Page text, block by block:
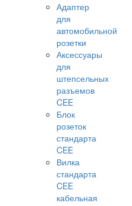
Адаптер
для
автомобильной
розетки
Аксессуары
для
штепсельных
разъемов
CEE
Блок
розеток
стандарта
CEE
Вилка
стандарта
CEE
кабельная